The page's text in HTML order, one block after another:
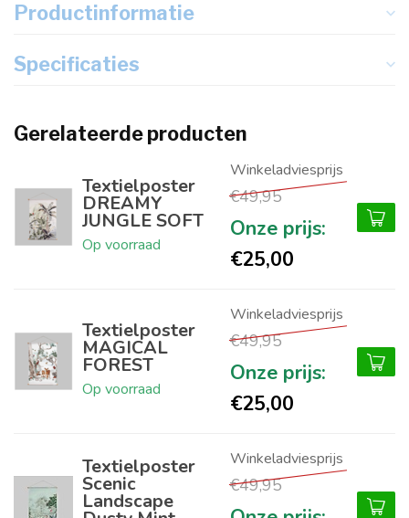
Productinformatie
Specificaties
Gerelateerde producten
Textielposter
DREAMY
JUNGLE SOFT
Op voorraad
€49,95
€25,00
Textielposter
MAGICAL
FOREST
Op voorraad
€49,95
€25,00
Textielposter
Scenic
Landscape
€49,95